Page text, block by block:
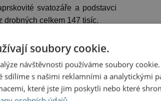
svatozáře a podstavci
drobných celkem 147 tisíc.
soubory cookie.
návštěvnosti používáme soubory
sdílíme s našimi reklamními a analytickými
které jste jim poskytli nebo které